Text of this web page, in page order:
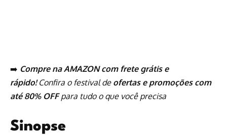
➡️ Compre na AMAZON com frete grátis e
rápido!Confira o festival de ofertas e promoções com
até 80% OFFpara tudo o que você precisa
Sinopse